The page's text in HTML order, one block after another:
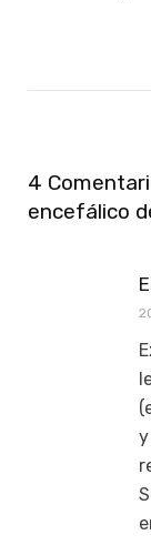
4
encefálico